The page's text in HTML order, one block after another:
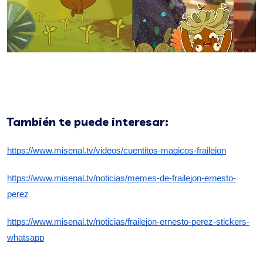
También te puede interesar:
https://www.misenal.tv/videos/cuentitos-magicos-frailejon
https://www.misenal.tv/noticias/memes-de-frailejon-ernesto-
perez
https://www.misenal.tv/noticias/frailejon-ernesto-perez-stickers-
whatsapp